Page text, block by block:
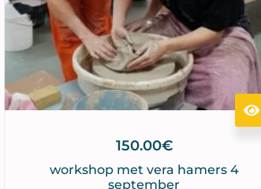
150.00€
workshop met vera hamers 4
september